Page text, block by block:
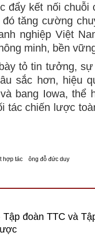
đẩy kết nối chuỗi
tăng cường
nghiệp Việt
minh, bền
tỏ tin tưởng,
sắc hơn, hiệu
bang Iowa, thể
tác chiến lược
hợp tác ông đỗ đức duy
Tập đoàn TTC và